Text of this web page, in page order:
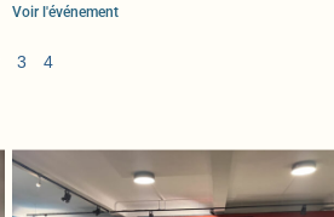
Voir l'événement
3 4